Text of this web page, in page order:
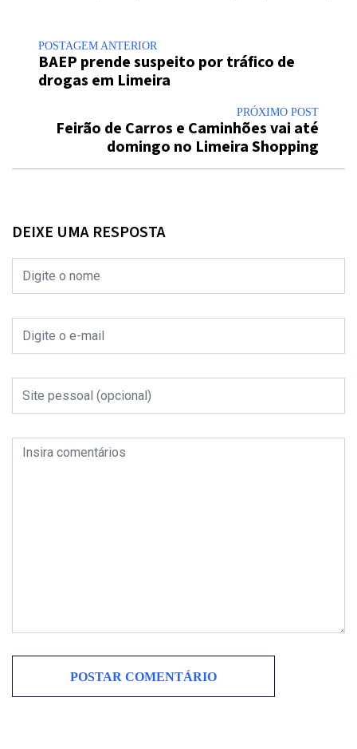
POSTAGEM ANTERIOR
BAEP prende suspeito por tráfico de
drogas em Limeira
PRÓXIMO POST
Feirão de Carros e Caminhões vai até
domingo no Limeira Shopping
DEIXE UMA RESPOSTA